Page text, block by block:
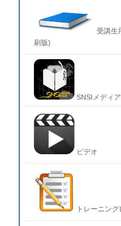
受講生
刷版)
SNSIメディ
ビデオ
トレーニン